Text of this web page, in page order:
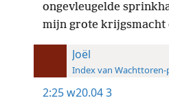
ongevleugelde
mijn grote krijgsmacht
Joël
Index van Wachttoren-
2:25w20.04 3